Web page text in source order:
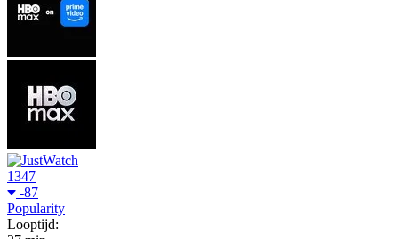
1347
-87
Popularity
Looptijd: